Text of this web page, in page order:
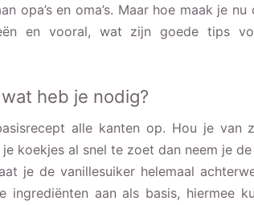
opa’s en oma’s. Maar hoe maak je
en vooral, wat zijn goede tips
heb je nodig?
alle kanten op. Hou je van
koekjes al snel te zoet dan neem je
je de vanillesuiker helemaal
ingrediënten aan als basis, hiermee